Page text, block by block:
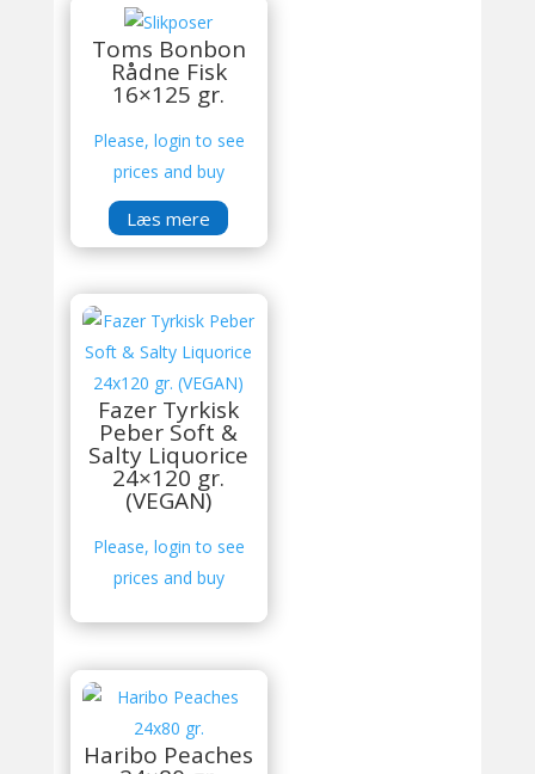
Toms Bonbon
Rådne Fisk
16×125 gr.
Please, login to see
prices and buy
Læs mere
Fazer Tyrkisk
Peber Soft &
Salty Liquorice
24×120 gr.
(VEGAN)
Please, login to see
prices and buy
Haribo Peaches